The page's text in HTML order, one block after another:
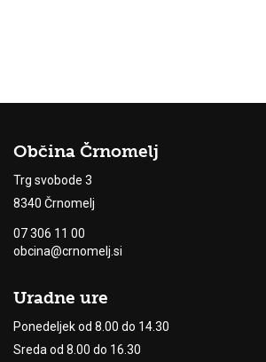
Občina Črnomelj
Trg svobode 3
8340 Črnomelj
07 306 11 00
obcina@crnomelj.si
Uradne ure
Ponedeljek od 8.00 do 14.30
Sreda od 8.00 do 16.30